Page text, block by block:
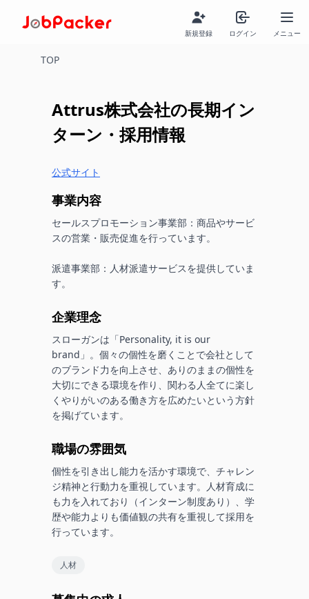
新規登録 ログイン メニュー
TOP
Attrus株式会社の長期イン
ターン・採用情報
公式サイト
事業内容
セールスプロモーション事業部：商品やサービ
スの営業・販売促進を行っています。
派遣事業部：人材派遣サービスを提供していま
す。
企業理念
スローガンは「Personality, it is our
brand」。個々の個性を磨くことで会社として
のブランド力を向上させ、ありのままの個性を
大切にできる環境を作り、関わる人全てに楽し
くやりがいのある働き方を広めたいという方針
を掲げています。
職場の雰囲気
個性を引き出し能力を活かす環境で、チャレン
ジ精神と行動力を重視しています。人材育成に
も力を入れており（インターン制度あり）、学
歴や能力よりも価値観の共有を重視して採用を
行っています。
人材